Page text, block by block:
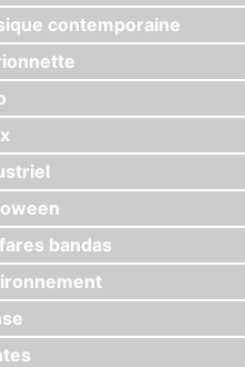
contemporaine
bandas